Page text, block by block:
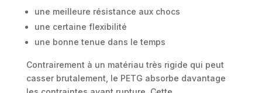
une meilleure résistance aux chocs
une certaine flexibilité
une bonne tenue dans le temps
Contrairement à un matériau très rigide qui peut
casser brutalement, le PETG absorbe davantage